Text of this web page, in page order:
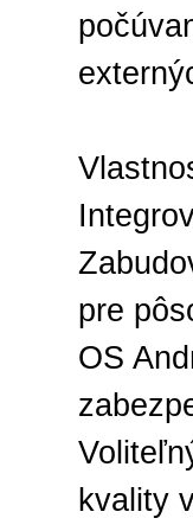
pre
OS
kvality